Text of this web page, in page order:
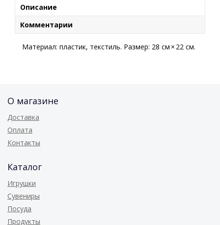
Описание
Комментарии
Материал: пластик, текстиль. Размер: 28 см × 22 см.
О магазине
Доставка
Оплата
Контакты
Каталог
Игрушки
Сувениры
Посуда
Продукты